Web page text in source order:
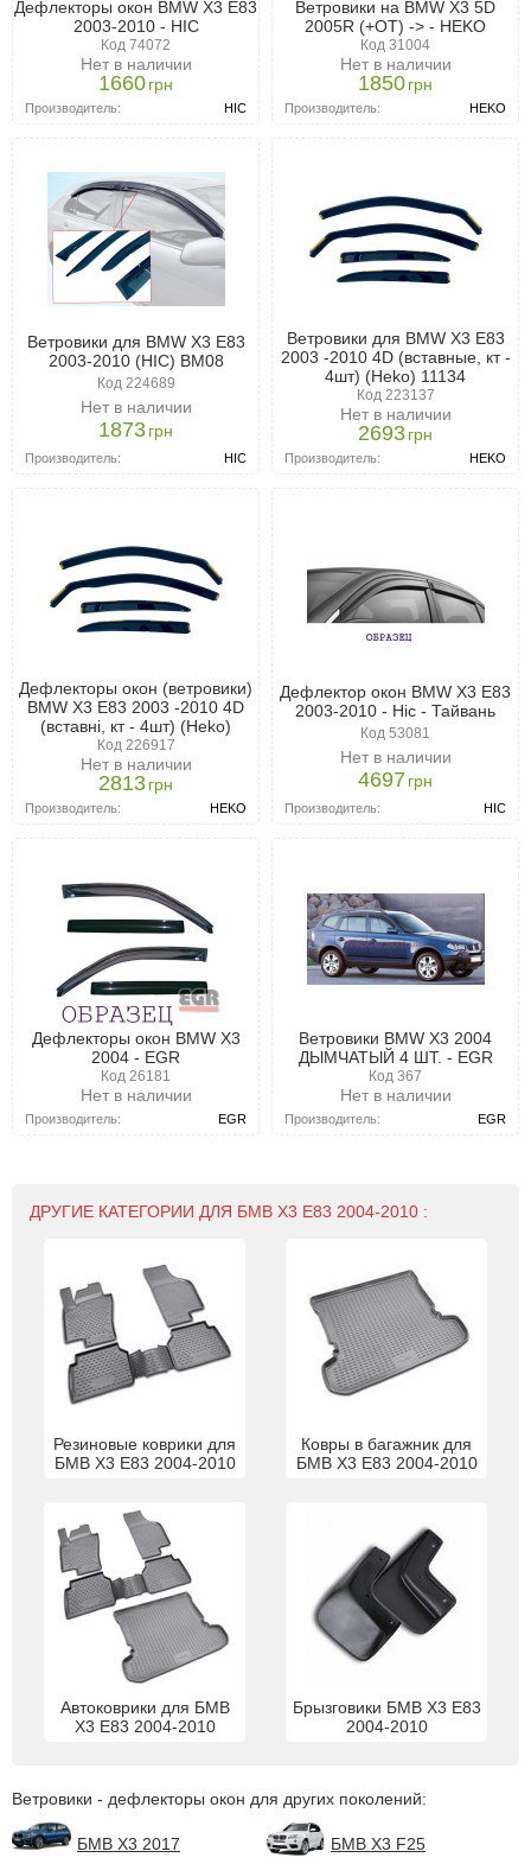
Дефлекторы окон BMW X3 E83
2003-2010 - HIC
Код 74072
Нет в наличии
1660грн
Производитель: HIC
Ветровики на BMW X3 5D
2005R (+OT) -> - HEKO
Код 31004
Нет в наличии
1850грн
Производитель: HEKO
Ветровики для BMW X3 E83
2003-2010 (HIC) BM08
Код 224689
Нет в наличии
1873грн
Производитель: HIC
Ветровики для BMW X3 E83
2003 -2010 4D (вставные, кт -
4шт) (Heko) 11134
Код 223137
Нет в наличии
2693грн
Производитель: HEKO
Дефлекторы окон (ветровики)
BMW X3 E83 2003 -2010 4D
(вставні, кт - 4шт) (Heko)
Код 226917
Нет в наличии
2813грн
Производитель: HEKO
Дефлектор окон BMW X3 E83
2003-2010 - Hic - Тайвань
Код 53081
Нет в наличии
4697грн
Производитель: HIC
Дефлекторы окон BMW X3
2004 - EGR
Код 26181
Нет в наличии
Производитель: EGR
Ветровики BMW X3 2004
ДЫМЧАТЫЙ 4 ШТ. - EGR
Код 367
Нет в наличии
Производитель: EGR
ДРУГИЕ КАТЕГОРИИ ДЛЯ БМВ Х3 Е83 2004-2010 :
Резиновые коврики для
БМВ Х3 Е83 2004-2010
Ковры в багажник для
БМВ Х3 Е83 2004-2010
Автоковрики для БМВ
Х3 Е83 2004-2010
Брызговики БМВ Х3 Е83
2004-2010
Ветровики - дефлекторы окон для других поколений:
БМВ Х3 2017 БМВ Х3 F25